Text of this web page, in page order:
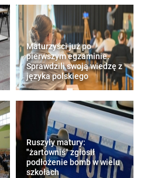
Maturzyści już po
pierwszym egzaminie.
Sprawdzili swoją wiedzę z
języka polskiego
Ruszyły matury:
"żartowniś" zgłosił
podłożenie bomb w wielu
szkołach